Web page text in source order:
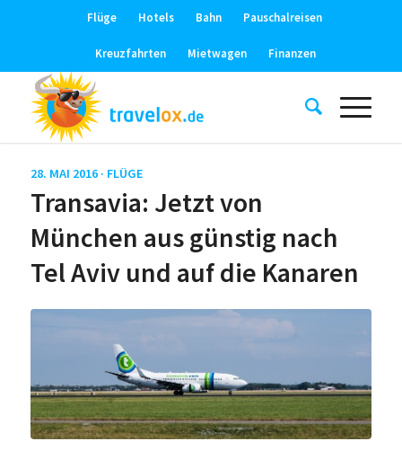
Flüge Hotels Bahn Pauschalreisen
Kreuzfahrten Mietwagen Finanzen
28. MAI 2016 · FLÜGE
Transavia: Jetzt von
München aus günstig nach
Tel Aviv und auf die Kanaren